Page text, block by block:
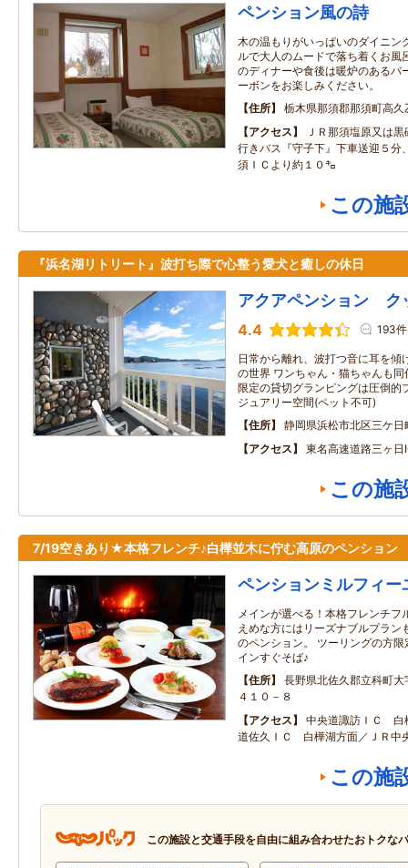
ペンション風の詩
木の温もりがいっぱいのダイニン
ルで大人のムードで落ち着くお風
のディナーや食後は暖炉のあるバ
ーボンをお楽しみください。
住所
栃木県那須郡那須町高
アクセス
ＪＲ那須塩原又は
行きバス『守子下』下車送迎５分
須ＩＣより約１０㌔
この施
『浜名湖リトリート』波打ち際で心整う愛犬と癒しの休日
アクアペンション ク
4.4 193件
日常から離れ、波打つ音に耳を傾
の世界 ワンちゃん・猫ちゃんも
限定の貸切グランピングは圧倒的
ジュアリー空間(ペット不可)
住所
静岡県浜松市北区三ケ
アクセス
東名高速道路三ヶ
この施
7/19空きあり★本格フレンチ♪白樺並木に佇む高原のペンション
ペンションミルフィー
メインが選べる！本格フレンチフ
えめな方にはリーズナブルプラン
のペンション。 ツーリングの方
インすぐそば♪
住所
長野県北佐久郡立科町
４１０－８
アクセス
中央道諏訪ＩＣ 白
道佐久ＩＣ 白樺湖方面／ＪＲ中
この施
この施設と交通手段を自由に組み合わせたおトクな